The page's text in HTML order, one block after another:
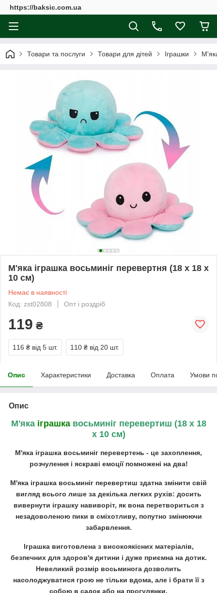
https://baksic.com.ua
Товари та послуги Товари для дітей Іграшки
М'яка іграшка восьминіг перевертня (18 x 18 x
10 см)
Немає в наявності
Код: zst02808
Опт і роздріб
119 ₴
116 ₴ від 5 шт. 110 ₴ від 20 шт.
Опис Характеристики Доставка Оплата Умови
Опис
М'яка іграшкавосьминіг перевертиш (18 x 18
x 10 см)
М'яка іграшка восьминіг перевертень - це захоплення,
розчулення і яскраві емоції помножені на два!
М'яка іграшка восьминіг перевертиш здатна змінити свій
вигляд всього лише за декілька легких рухів: досить
вивернути іграшку навиворіт, як вона перетвориться з
незадоволеною пики в сміхотливу, попутно змінюючи
забарвлення.
Іграшка виготовлена з високоякісних матеріалів,
безпечних для здоров'я дитини і дуже приємна на дотик.
Невеликий розмір восьминога дозволить
насолоджуватися грою не тільки вдома, але і брати її з
собою в садок або на прогулянки.